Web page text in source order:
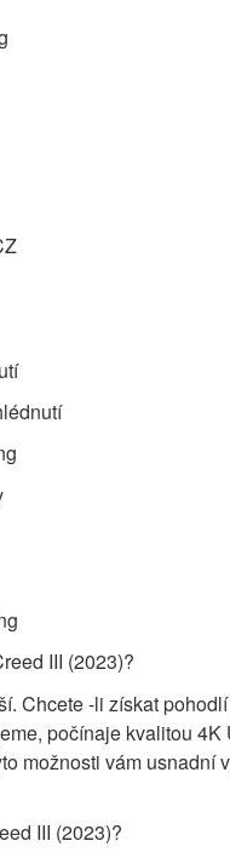
III (2023)?
Chcete -li získat
počínaje kvalitou 4K
možnosti vám usnadní
III (2023)?